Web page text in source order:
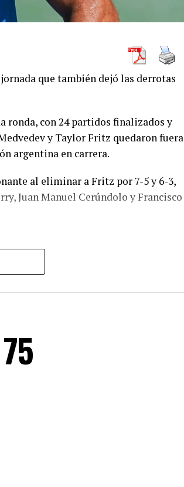
que también dejó las derrotas
ronda, con 24 partidos finalizados y
y Taylor Fritz quedaron fuera
argentina en carrera.
al eliminar a Fritz por 7-5 y 6-3,
Juan Manuel Cerúndolo y Francisco
estadounidense Taylor Fritz,
diferencia necesaria para cerrarlo
de su rival, quien solicitó atención
tiros ganadores y perdió
una hora y 28 minutos.